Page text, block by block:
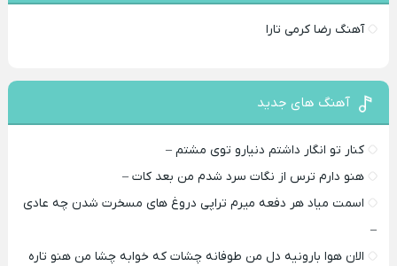
آهنگ رضا کرمی تارا
آهنگ های جدید
کنار تو انگار داشتم دنیارو توی مشتم –
هنو دارم ترس از نگات سرد شدم من بعد کات –
اسمت میاد هر دفعه میرم تراپی دروغ‌ های مسخرت شدن چه عادی
–
الان هوا بارونیه دل من طوفانه چشات که خوابه چشا من هنو تاره